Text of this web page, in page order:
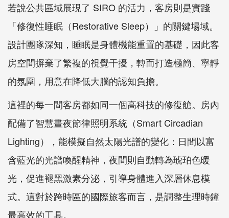
若說公共區域展現了 SIRO 的活力，客房則是實踐
「修復性睡眠（Restorative Sleep）」的關鍵場域。
設計團隊深知，睡眠是身體機能重置的基礎，因此客
房空間摒棄了繁複的視覺干擾，轉而打造極簡、寧靜
的氛圍，用意在降低大腦的認知負擔。
這裡的每一間客房都如同一個高科技的修復艙。房內
配備了智慧晝夜節律照明系統（Smart Circadian
Lighting），能模擬自然太陽光譜的變化：日間以富
含藍光的光譜喚醒精神，夜間則自動轉為琥珀色暖
光，促進褪黑激素分泌，引導身體進入深層休息模
式。這對於跨時區的國際旅客而言，是調整生理時鐘
最高效的工具。